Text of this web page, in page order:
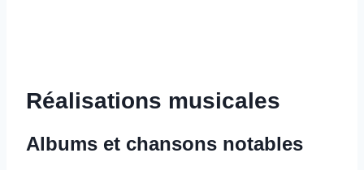
Réalisations musicales
Albums et chansons notables